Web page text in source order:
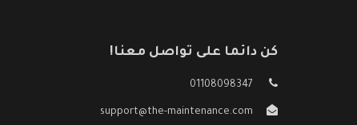
كن دائما على تواصل معنا!
01108098347
support@the-maintenance.com